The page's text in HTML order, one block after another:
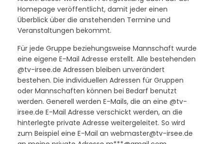
Homepage veröffentlicht, damit jeder einen
Überblick über die anstehenden Termine und
Veranstaltungen bekommt.
Für jede Gruppe beziehungsweise Mannschaft wurde
eine eigene E-Mail Adresse erstellt. Alle bestehenden
@tv-irsee.de Adressen bleiben unverändert
bestehen. Die individuellen Adressen für Gruppen
oder Mannschaften können bei Bedarf benutzt
werden. Generell werden E-Mails, die an eine @tv-
irsee.de E-Mail Adresse verschickt werden, an die
hinterlegte private Adresse weitergeleitet. So wird
zum Beispiel eine E-Mail an webmaster@tv-irsee.de